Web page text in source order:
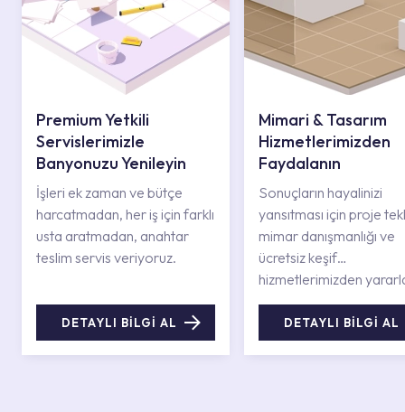
Premium Yetkili
Servislerimizle
Banyonuzu Yenileyin
İşleri ek zaman ve bütçe
harcatmadan, her iş için farklı
usta aratmadan, anahtar
teslim servis veriyoruz.
DETAYLI BİLGİ AL
Mimari & Tasarım
Hizmetlerimizden
Faydalanın
Sonuçların hayalinizi
yansıtması için proje
mimar danışmanlığı ve
ücretsiz keşif
hizmetlerimizden
DETAYLI BİLGİ AL